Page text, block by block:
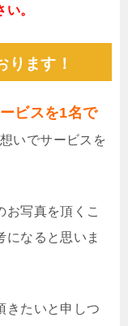
。
ります！
ビスを1名で
いでサービスを
お写真を頂くこ
になると思いま
きたいと申しつ